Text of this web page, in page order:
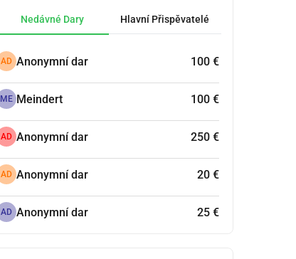
Nedávné Dary Hlavní Přispěvatelé
AD Anonymní dar 100 €
ME Meindert 100 €
AD Anonymní dar 250 €
AD Anonymní dar 20 €
AD Anonymní dar 25 €